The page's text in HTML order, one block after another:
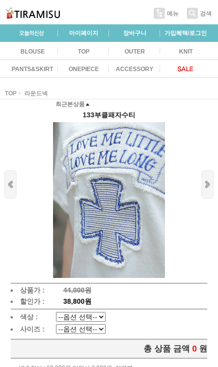
메뉴 검색
마이페이지 장바구니 가입혜택/로그인
BLOUSE TOP OUTER KNIT
PANTS&SKIRT ONEPIECE ACCESSORY
TOP
라운드넥
최근본상품
133부클패자수티
상품가 :
44,000원
할인가 :
38,800원
색상 :
사이즈 :
총 상품 금액 0 원